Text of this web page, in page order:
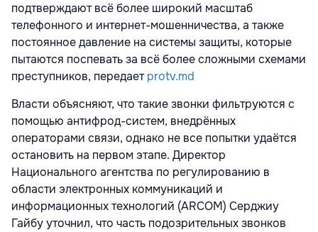
подтверждают всё более широкий масштаб
телефонного и интернет-мошенничества, а также
постоянное давление на системы защиты, которые
пытаются поспевать за всё более сложными схемами
преступников, передаетprotv.md
Власти объясняют, что такие звонки фильтруются с
помощью антифрод-систем, внедрённых
операторами связи, однако не все попытки удаётся
остановить на первом этапе. Директор
Национального агентства по регулированию в
области электронных коммуникаций и
информационных технологий (ARCOM) Серджиу
Гайбу уточнил, что часть подозрительных звонков